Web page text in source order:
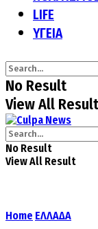
LIFE
ΥΓΕΙΑ
No Result
View All Result
No Result
View All Result
Home ΕΛΛΑΔΑ